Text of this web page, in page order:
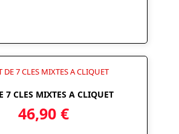
7 CLES MIXTES A CLIQUET
46,90 €